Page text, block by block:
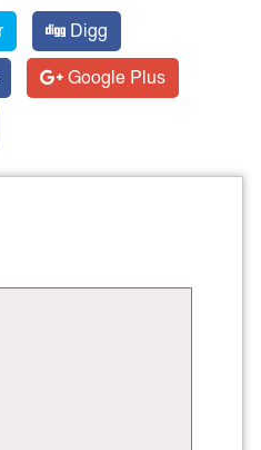
Digg
Google Plus